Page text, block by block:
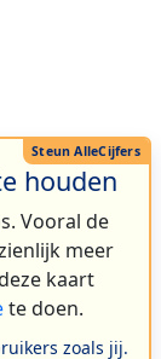
houden
Vooral de
meer
kaart
te doen.
zoals jij.